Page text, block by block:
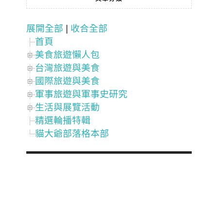
展開全部
收合全部
首頁
美食旅遊懶人包
台灣旅遊與美食
國際旅遊與美食
軍事旅遊與軍事史研究
生活與展覽活動
精選輪播特輯
貓大爺部落格本部